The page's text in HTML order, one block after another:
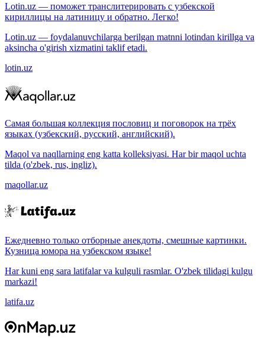
Lotin.uz — поможет транслитерировать с узбекской
кириллицы на латиницу и обратно. Легко!
Lotin.uz — foydalanuvchilarga berilgan matnni lotindan kirillga va
aksincha o'girish xizmatini taklif etadi.
lotin.uz
Самая большая коллекция пословиц и поговорок на трёх
языках (узбекский, русский, английский).
Maqol va naqllarning eng katta kolleksiyasi. Har bir maqol uchta
tilda (o'zbek, rus, ingliz).
maqollar.uz
Ежедневно только отборные анекдоты, смешные картинки.
Кузница юмора на узбекском языке!
Har kuni eng sara latifalar va kulguli rasmlar. O'zbek tilidagi kulgu
markazi!
latifa.uz